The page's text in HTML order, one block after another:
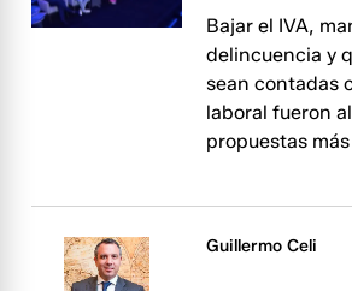
Bajar el IVA,
delincuencia y
sean contadas
laboral fueron
propuestas
Guillermo Celi